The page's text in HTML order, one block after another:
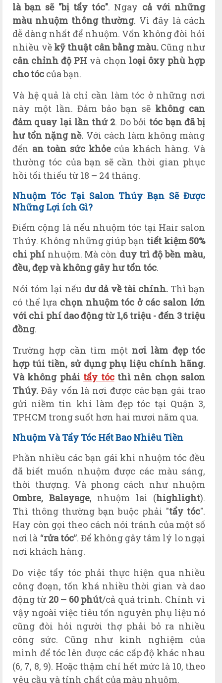
là bạn sẽ "bịtẩy tóc". Ngay cả với những
màu nhuộm thông thường. Vì đây là cách
dễ dàng nhất để nhuộm. Vốn không đòi hỏi
nhiều vềkỹ thuật cân bằng màu. Cũng như
cân chỉnh độ PH và chọn loại ôxy phù hợp
cho tóc của bạn.
Và hệ quả là chỉ cần làm tóc ở những nơi
này một lần. Đảm bảobạn sẽ không can
đảm quay lại lần thứ 2. Do bởi tóc bạn đã bị
hư tổn nặng nề. Với cách làm không màng
đến an toàn sức khỏecủa khách hàng. Và
thường tóc của bạn sẽ cần thời gian phục
hồi tối thiểu từ 18 – 24 tháng.
Nhuộm Tóc Tại Salon Thúy Bạn Sẽ Được
Những Lợi ích Gì?
Điểm cộng là nếu nhuộm tóc tại Hair salon
Thúy. Không những giúp bạn tiết kiệm 50%
chi phínhuộm. Mà còn duy trì độ bền màu,
đều, đẹp và không gây hư tổn tóc.
Nói tóm lại nếu dư dả về tài chính. Thì bạn
có thể lựa chọn nhuộm tóc ở các salon lớn
với chi phí dao động từ 1,6 triệu - đến 3 triệu
đồng.
Trường hợp cần tìm một nơi làm đẹp tóc
hợp túi tiền, sử dụng phụ liệu chính hãng.
Và không phải tẩy tócthì nên chọn salon
Thúy. Đây vốn là nơi được các bạn gái trao
gửi niềm tin khi làm đẹp tóc tại Quận 3,
TPHCM trong suốt hơn hai mươi năm qua.
Nhuộm Và Tẩy Tóc Hết Bao Nhiêu Tiền
Phần nhiều các bạn gái khi nhuộm tóc đều
đã biết muốn nhuộm được các màu sáng,
thời thượng. Và phong cách như nhuộm
Ombre, Balayage, nhuộm lai (highlight).
Thì thông thường bạn buộc phải "tẩy tóc".
Hay còn gọi theo cách nói tránh của một số
nơi là “rửa tóc”. Để không gây tâm lý lo ngại
nơi khách hàng.
Do việc tẩy tóc phải thực hiện qua nhiều
công đoạn, tốn khá nhiều thời gian và dao
động từ 20 – 60 phút/cả quá trình. Chính vì
vậy ngoài việc tiêu tốn nguyên phụ liệu nó
cũng đòi hỏi người thợ phải bỏ ra nhiều
công sức. Cũng như kinh nghiệm của
mình để tóc lên được các cấp độ khác nhau
(6, 7, 8, 9). Hoặc thậm chí hết mức là 10, theo
yêu cầu và tính chất của màu nhuộm.